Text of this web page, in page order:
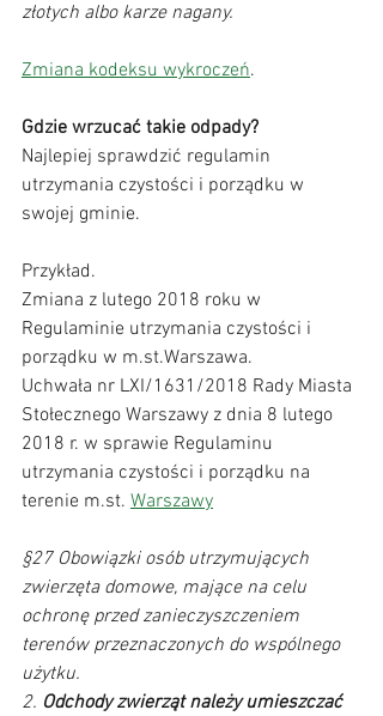
złotych albo karze nagany.
Zmiana kodeksu wykroczeń.
Gdzie wrzucać takie odpady?
Najlepiej sprawdzić regulamin
utrzymania czystości i porządku w
swojej gminie.
Przykład.
Zmiana z lutego 2018 roku w
Regulaminie utrzymania czystości i
porządku w m.st.Warszawa.
Uchwała nr LXI/1631/2018 Rady Miasta
Stołecznego Warszawy z dnia 8 lutego
2018 r. w sprawie Regulaminu
utrzymania czystości i porządku na
terenie m.st. Warszawy
§27 Obowiązki osób utrzymujących
zwierzęta domowe, mające na celu
ochronę przed zanieczyszczeniem
terenów przeznaczonych do wspólnego
użytku.
2. Odchody zwierząt należy umieszczać